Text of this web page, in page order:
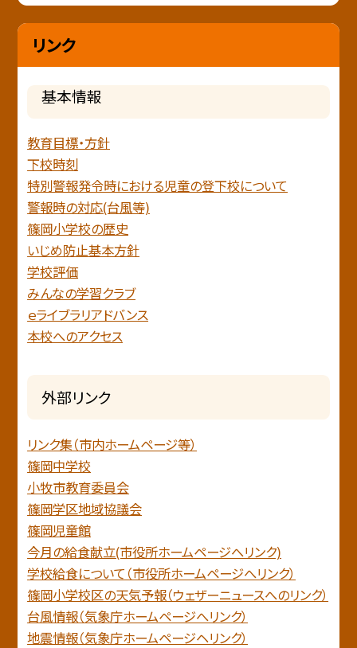
リンク
基本情報
教育目標・方針
下校時刻
特別警報発令時における児童の登下校について
警報時の対応(台風等)
篠岡小学校の歴史
いじめ防止基本方針
学校評価
みんなの学習クラブ
ｅライブラリアドバンス
本校へのアクセス
外部リンク
リンク集（市内ホームページ等）
篠岡中学校
小牧市教育委員会
篠岡学区地域協議会
篠岡児童館
今月の給食献立(市役所ホームページへリンク)
学校給食について（市役所ホームページへリンク）
篠岡小学校区の天気予報（ウェザーニュースへのリンク）
台風情報（気象庁ホームページへリンク）
地震情報（気象庁ホームページヘリンク）